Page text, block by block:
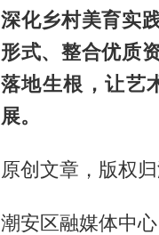
深化乡村美育实
形式、整合优质
落地生根，让艺
展。
原创文章，版权
潮安区融媒体中心